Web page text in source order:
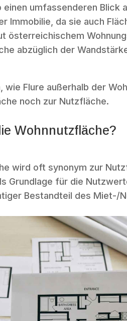
umfassenderen Blick
Immobilie, da sie auch
österreichischem
abzüglich der
wie Flure außerhalb der
noch zur Nutzfläche.
Wohnnutzfläche?
wird oft synonym zur
Grundlage für die
Bestandteil des Miet-/